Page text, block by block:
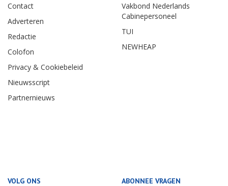
Contact
Adverteren
Redactie
Colofon
Privacy & Cookiebeleid
Nieuwsscript
Partnernieuws
Vakbond Nederlands
Cabinepersoneel
TUI
NEWHEAP
VOLG ONS ABONNEE VRAGEN